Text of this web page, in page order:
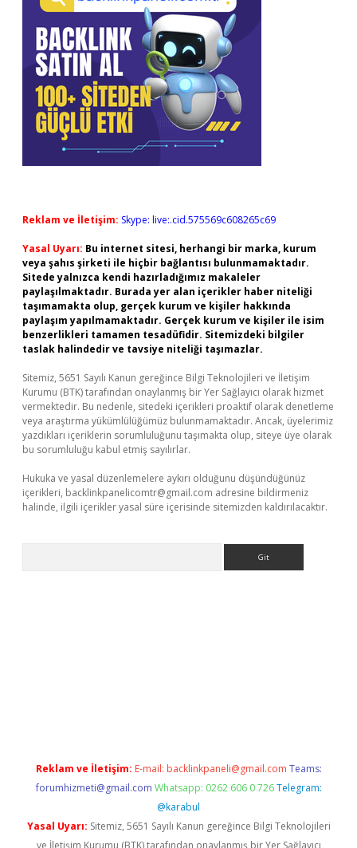
Reklam ve İletişim: Skype: live:.cid.575569c608265c69
Yasal Uyarı: Bu internet sitesi, herhangi bir marka, kurum
veya şahıs şirketi ile hiçbir bağlantısı bulunmamaktadır.
Sitede yalnızca kendi hazırladığımız makaleler
paylaşılmaktadır. Burada yer alan içerikler haber niteliği
taşımamakta olup, gerçek kurum ve kişiler hakkında
paylaşım yapılmamaktadır. Gerçek kurum ve kişiler ile isim
benzerlikleri tamamen tesadüfidir. Sitemizdeki bilgiler
taslak halindedir ve tavsiye niteliği taşımazlar.
Sitemiz, 5651 Sayılı Kanun gereğince Bilgi Teknolojileri ve İletişim
Kurumu (BTK) tarafından onaylanmış bir Yer Sağlayıcı olarak hizmet
vermektedir. Bu nedenle, sitedeki içerikleri proaktif olarak denetleme
veya araştırma yükümlülüğümüz bulunmamaktadır. Ancak, üyelerimiz
yazdıkları içeriklerin sorumluluğunu taşımakta olup, siteye üye olarak
bu sorumluluğu kabul etmiş sayılırlar.
Hukuka ve yasal düzenlemelere aykırı olduğunu düşündüğünüz
içerikleri, backlinkpanelicomtr@gmail.com adresine bildirmeniz
halinde, ilgili içerikler yasal süre içerisinde sitemizden kaldırılacaktır.
Reklam ve İletişim: E-mail: backlinkpaneli@gmail.com Teams:
forumhizmeti@gmail.com Whatsapp: 0262 606 0 726 Telegram:
@karabul
Yasal Uyarı: Sitemiz, 5651 Sayılı Kanun gereğince Bilgi Teknolojileri
ve İletişim Kurumu (BTK) tarafından onaylanmış bir Yer Sağlayıcı